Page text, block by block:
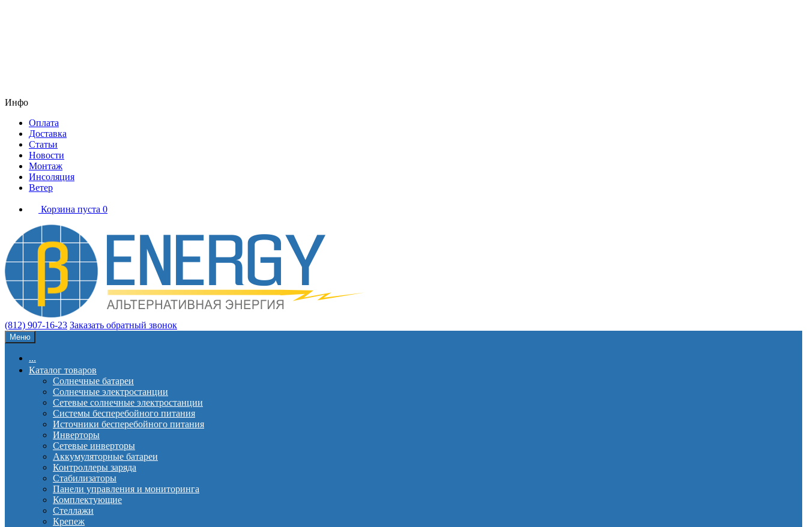
Инфо
Оплата
Доставка
Статьи
Новости
Монтаж
Инсоляция
Ветер
Корзина пуста 0
(812) 907-16-23 Заказать обратный звонок
Меню
...
Каталог товаров
Солнечные батареи
Солнечные электростанции
Сетевые солнечные электростанции
Системы бесперебойного питания
Источники бесперебойного питания
Инверторы
Сетевые инверторы
Аккумуляторные батареи
Контроллеры заряда
Стабилизаторы
Панели управления и мониторинга
Комплектующие
Стеллажи
Крепеж